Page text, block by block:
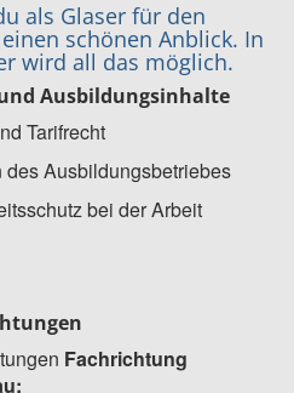
als Glaser für den
schönen Anblick. In
wird all das möglich.
Ausbildungsinhalte
Tarifrecht
Ausbildungsbetriebes
bei der Arbeit
Fachrichtung